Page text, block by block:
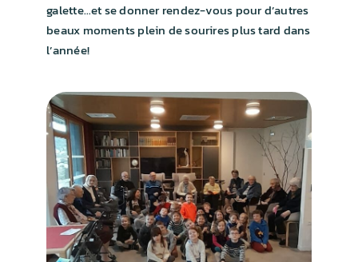
INSCRIPTIONS
galette…et se donner rendez-vous pour d’autres
beaux moments plein de sourires plus tard dans
l’année!